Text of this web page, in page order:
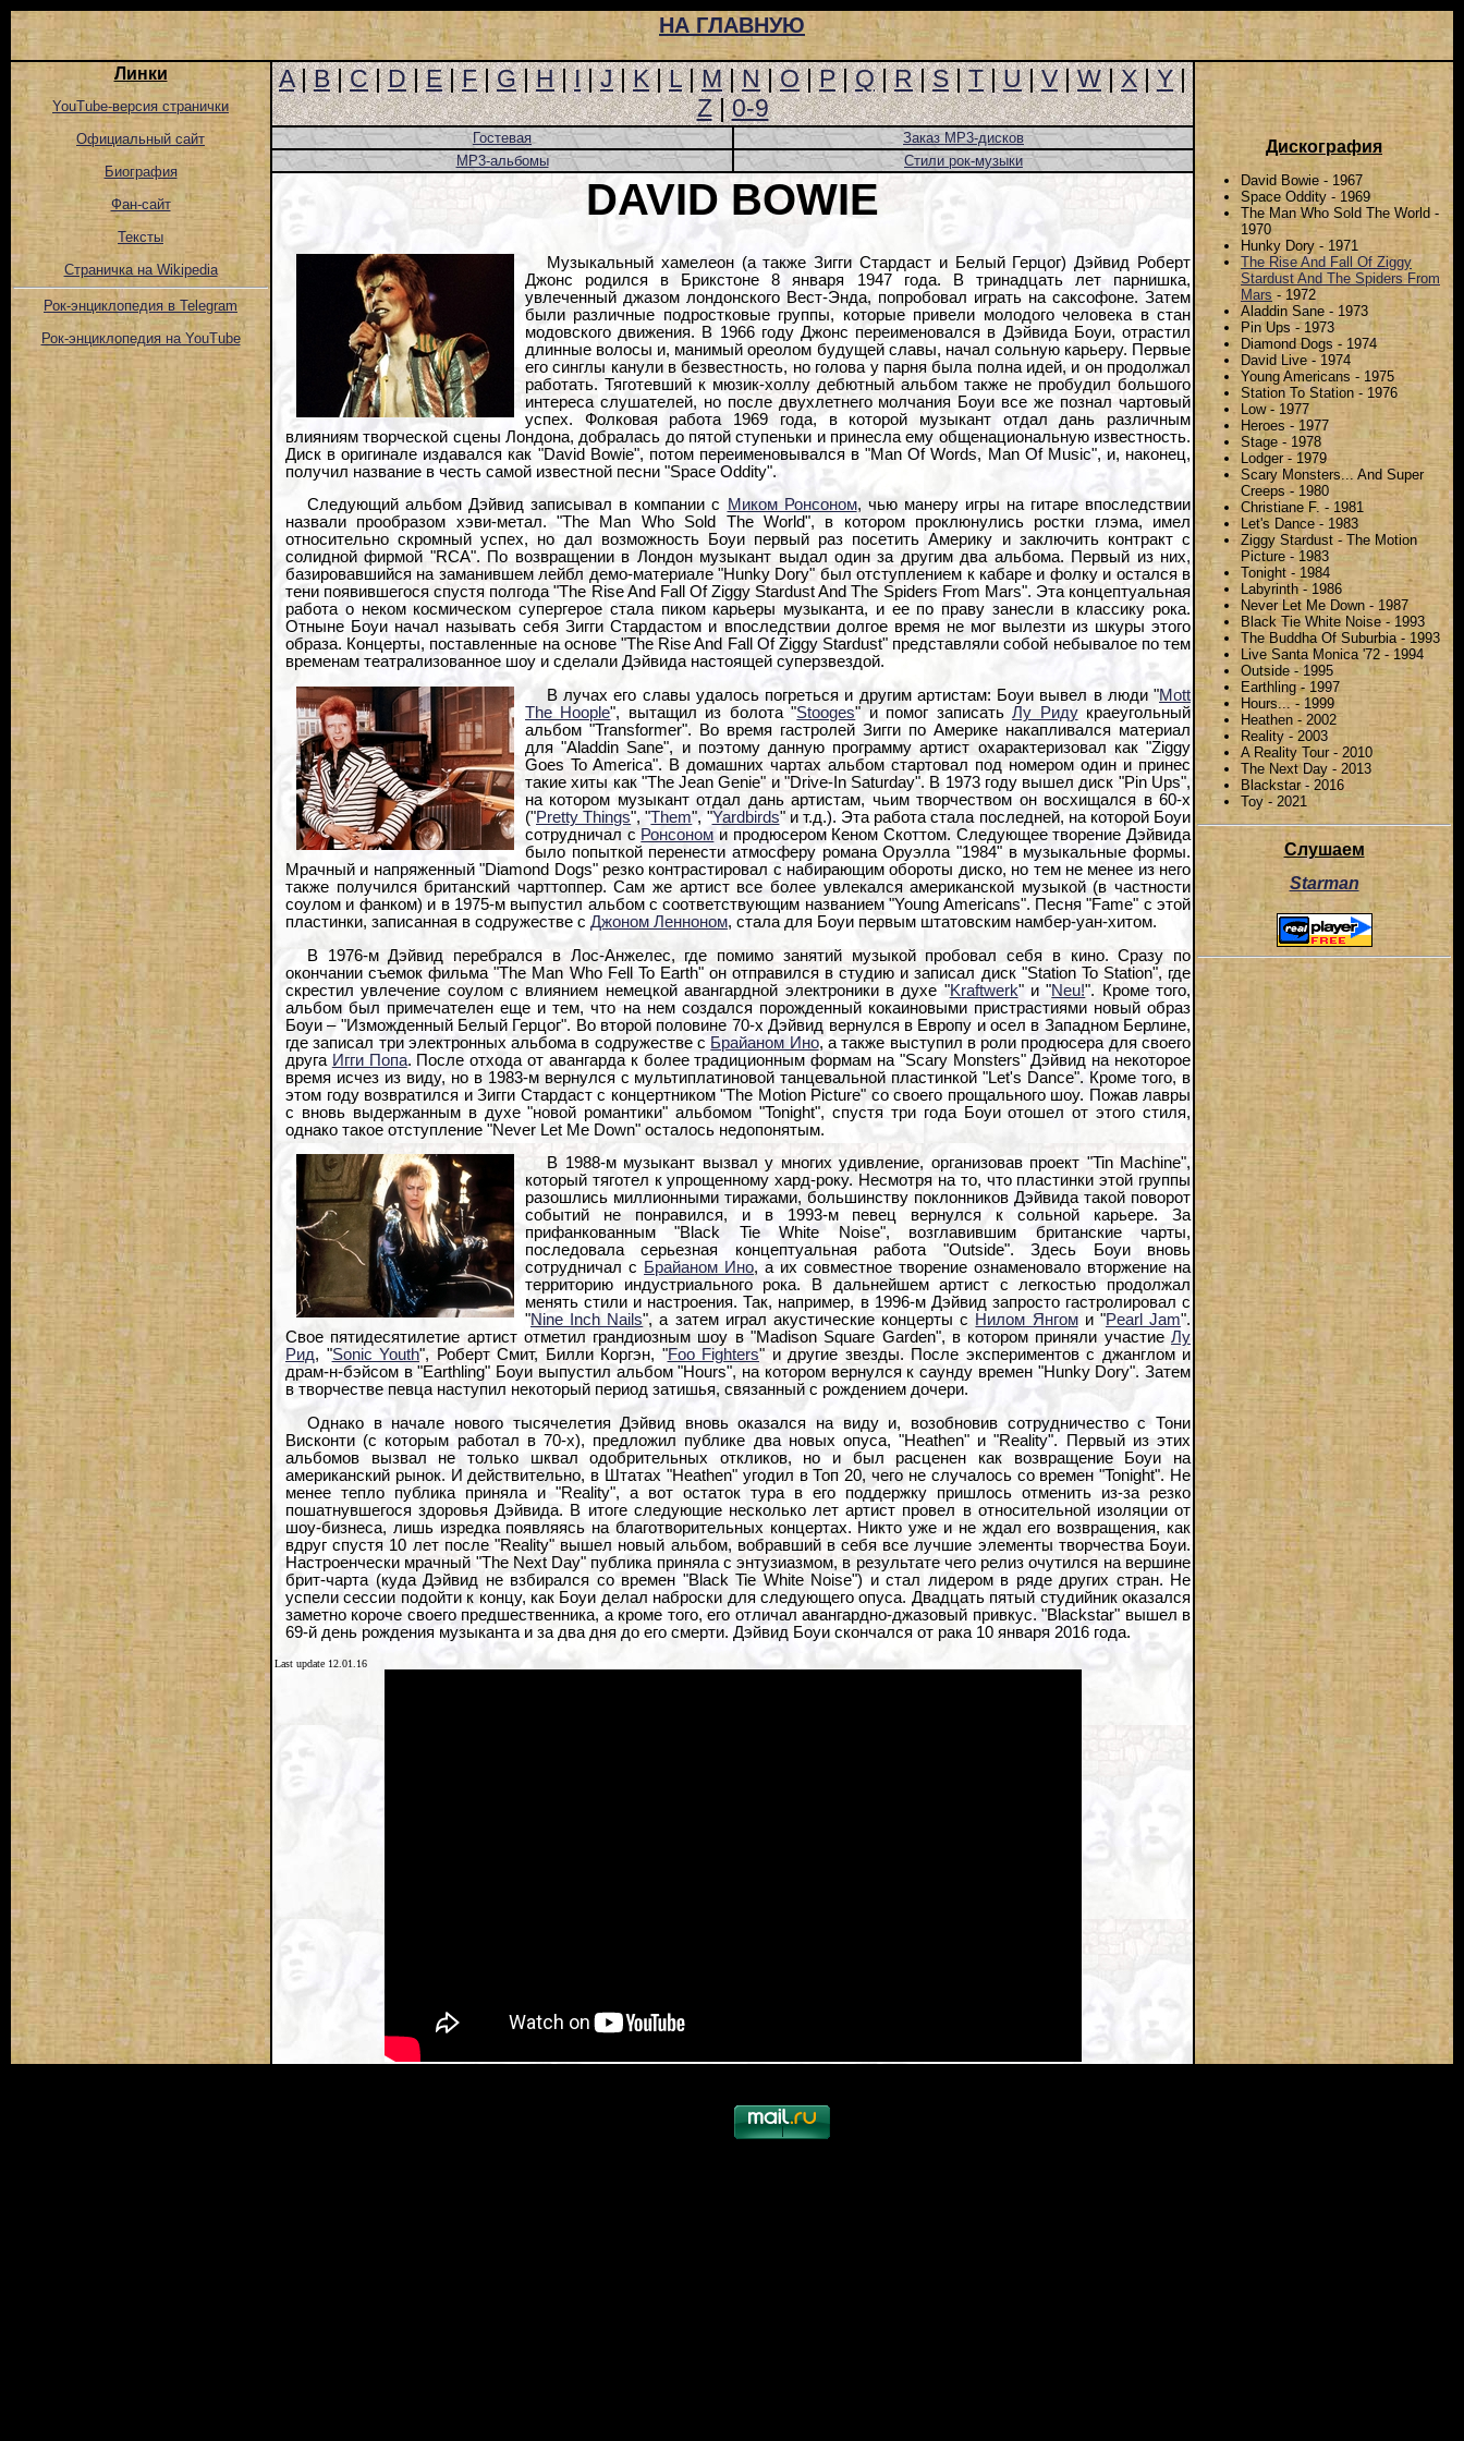
НА ГЛАВНУЮ
Линки
YouTube-версия странички
Официальный сайт
Биография
Фан-сайт
Тексты
Страничка на Wikipedia
Рок-энциклопедия в Telegram
Рок-энциклопедия на YouTube
A|B|C|D|E|F|G|H|I|J|K|L|M|N|O|P|Q|R|S|T|U|V|W|X|Y|
Z|0-9
Дискография
David Bowie - 1967
Space Oddity - 1969
The Man Who Sold The World -
1970
Hunky Dory - 1971
The Rise And Fall Of Ziggy
Stardust And The Spiders From
Mars - 1972
Aladdin Sane - 1973
Pin Ups - 1973
Diamond Dogs - 1974
David Live - 1974
Young Americans - 1975
Station To Station - 1976
Low - 1977
Heroes - 1977
Stage - 1978
Lodger - 1979
Scary Monsters... And Super
Creeps - 1980
Christiane F. - 1981
Let's Dance - 1983
Ziggy Stardust - The Motion
Picture - 1983
Tonight - 1984
Labyrinth - 1986
Never Let Me Down - 1987
Black Tie White Noise - 1993
The Buddha Of Suburbia - 1993
Live Santa Monica '72 - 1994
Outside - 1995
Earthling - 1997
Hours... - 1999
Heathen - 2002
Reality - 2003
A Reality Tour - 2010
The Next Day - 2013
Blackstar - 2016
Toy - 2021
Слушаем
Starman
Гостевая
Заказ MP3-дисков
MP3-альбомы
Стили рок-музыки
DAVID BOWIE
Музыкальный хамелеон (а также Зигги Стардаст и Белый Герцог) Дэйвид Роберт
Джонс родился в Брикстоне 8 января 1947 года. В тринадцать лет парнишка,
увлеченный джазом лондонского Вест-Энда, попробовал играть на саксофоне. Затем
были различные подростковые группы, которые привели молодого человека в стан
модовского движения. В 1966 году Джонс переименовался в Дэйвида Боуи, отрастил
длинные волосы и, манимый ореолом будущей славы, начал сольную карьеру. Первые
его синглы канули в безвестность, но голова у парня была полна идей, и он продолжал
работать. Тяготевший к мюзик-холлу дебютный альбом также не пробудил большого
интереса слушателей, но после двухлетнего молчания Боуи все же познал чартовый
успех. Фолковая работа 1969 года, в которой музыкант отдал дань различным
влияниям творческой сцены Лондона, добралась до пятой ступеньки и принесла ему общенациональную известность.
Диск в оригинале издавался как "David Bowie", потом переименовывался в "Man Of Words, Man Of Music", и, наконец,
получил название в честь самой известной песни "Space Oddity".
Следующий альбом Дэйвид записывал в компании с
Миком Ронсоном, чью манеру игры на гитаре впоследствии
назвали прообразом хэви-метал. "The Man Who Sold The World", в котором проклюнулись ростки глэма, имел
относительно скромный успех, но дал возможность Боуи первый раз посетить Америку и заключить контракт с
солидной фирмой "RCA". По возвращении в Лондон музыкант выдал один за другим два альбома. Первый из них,
базировавшийся на заманившем лейбл демо-материале "Hunky Dory" был отступлением к кабаре и фолку и остался в
тени появившегося спустя полгода "The Rise And Fall Of Ziggy Stardust And The Spiders From Mars". Эта концептуальная
работа о неком космическом супергерое стала пиком карьеры музыканта, и ее по праву занесли в классику рока.
Отныне Боуи начал называть себя Зигги Стардастом и впоследствии долгое время не мог вылезти из шкуры этого
образа. Концерты, поставленные на основе "The Rise And Fall Of Ziggy Stardust" представляли собой небывалое по тем
временам театрализованное шоу и сделали Дэйвида настоящей суперзвездой.
В лучах его славы удалось погреться и другим артистам: Боуи вывел в люди "Mott
The Hoople", вытащил из болота "Stooges" и помог записатьЛу Ридукраеугольный
альбом "Transformer". Во время гастролей Зигги по Америке накапливался материал
для "Aladdin Sane", и поэтому данную программу артист охарактеризовал как "Ziggy
Goes To America". В домашних чартах альбом стартовал под номером один и принес
такие хиты как "The Jean Genie" и "Drive-In Saturday". В 1973 году вышел диск "Pin Ups",
на котором музыкант отдал дань артистам, чьим творчеством он восхищался в 60-х
("Pretty Things", "Them", "Yardbirds" и т.д.). Эта работа стала последней, на которой Боуи
сотрудничал с Ронсоном и продюсером Кеном Скоттом. Следующее творение Дэйвида
было попыткой перенести атмосферу романа Оруэлла "1984" в музыкальные формы.
Мрачный и напряженный "Diamond Dogs" резко контрастировал с набирающим обороты диско, но тем не менее из него
также получился британский чарттоппер. Сам же артист все более увлекался американской музыкой (в частности
соулом и фанком) и в 1975-м выпустил альбом с соответствующим названием "Young Americans". Песня "Fame" с этой
пластинки, записанная в содружестве с Джоном Ленноном, стала для Боуи первым штатовским намбер-уан-хитом.
В 1976-м Дэйвид перебрался в Лос-Анжелес, где помимо занятий музыкой пробовал себя в кино. Сразу по
окончании съемок фильма "The Man Who Fell To Earth" он отправился в студию и записал диск "Station To Station", где
скрестил увлечение соулом с влиянием немецкой авангардной электроники в духе "Kraftwerk" и "Neu!". Кроме того,
альбом был примечателен еще и тем, что на нем создался порожденный кокаиновыми пристрастиями новый образ
Боуи – "Изможденный Белый Герцог". Во второй половине 70-х Дэйвид вернулся в Европу и осел в Западном Берлине,
где записал три электронных альбома в содружестве с Брайаном Ино, а также выступил в роли продюсера для своего
друга Игги Попа. После отхода от авангарда к более традиционным формам на "Scary Monsters" Дэйвид на некоторое
время исчез из виду, но в 1983-м вернулся с мультиплатиновой танцевальной пластинкой "Let's Dance". Кроме того, в
этом году возвратился и Зигги Стардаст с концертником "The Motion Picture" со своего прощального шоу. Пожав лавры
с вновь выдержанным в духе "новой романтики" альбомом "Tonight", спустя три года Боуи отошел от этого стиля,
однако такое отступление "Never Let Me Down" осталось недопонятым.
В 1988-м музыкант вызвал у многих удивление, организовав проект "Tin Machine",
который тяготел к упрощенному хард-року. Несмотря на то, что пластинки этой группы
разошлись миллионными тиражами, большинству поклонников Дэйвида такой поворот
событий не понравился, и в 1993-м певец вернулся к сольной карьере. За
прифанкованным "Black Tie White Noise", возглавившим британские чарты,
последовала серьезная концептуальная работа "Outside". Здесь Боуи вновь
сотрудничал с Брайаном Ино, а их совместное творение ознаменовало вторжение на
территорию индустриального рока. В дальнейшем артист с легкостью продолжал
менять стили и настроения. Так, например, в 1996-м Дэйвид запросто гастролировал с
"Nine Inch Nails", а затем играл акустические концерты с Нилом Янгоми "Pearl Jam".
Свое пятидесятилетие артист отметил грандиозным шоу в "Madison Square Garden", в котором приняли участие Лу
Рид, "Sonic Youth", Роберт Смит, Билли Коргэн, "Foo Fighters" и другие звезды. После экспериментов с джанглом и
драм-н-бэйсом в "Earthling" Боуи выпустил альбом "Hours", на котором вернулся к саунду времен "Hunky Dory". Затем
в творчестве певца наступил некоторый период затишья, связанный с рождением дочери.
Однако в начале нового тысячелетия Дэйвид вновь оказался на виду и, возобновив сотрудничество с Тони
Висконти (с которым работал в 70-х), предложил публике два новых опуса, "Heathen" и "Reality". Первый из этих
альбомов вызвал не только шквал одобрительных откликов, но и был расценен как возвращение Боуи на
американский рынок. И действительно, в Штатах "Heathen" угодил в Топ 20, чего не случалось со времен "Tonight". Не
менее тепло публика приняла и "Reality", а вот остаток тура в его поддержку пришлось отменить из-за резко
пошатнувшегося здоровья Дэйвида. В итоге следующие несколько лет артист провел в относительной изоляции от
шоу-бизнеса, лишь изредка появляясь на благотворительных концертах. Никто уже и не ждал его возвращения, как
вдруг спустя 10 лет после "Reality" вышел новый альбом, вобравший в себя все лучшие элементы творчества Боуи.
Настроенчески мрачный "The Next Day" публика приняла с энтузиазмом, в результате чего релиз очутился на вершине
брит-чарта (куда Дэйвид не взбирался со времен "Black Tie White Noise") и стал лидером в ряде других стран. Не
успели сессии подойти к концу, как Боуи делал наброски для следующего опуса. Двадцать пятый студийник оказался
заметно короче своего предшественника, а кроме того, его отличал авангардно-джазовый привкус. "Blackstar" вышел в
69-й день рождения музыканта и за два дня до его смерти. Дэйвид Боуи скончался от рака 10 января 2016 года.
Last update 12.01.16